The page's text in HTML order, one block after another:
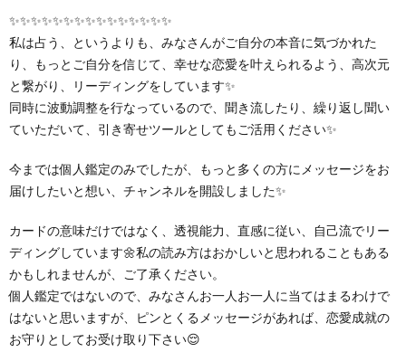
✨✨✨✨✨✨✨✨✨✨✨✨✨✨✨
私は占う、というよりも、みなさんがご自分の本音に気づかれた
り、もっとご自分を信じて、幸せな恋愛を叶えられるよう、高次元
と繋がり、リーディングをしています✨
同時に波動調整を行なっているので、聞き流したり、繰り返し聞い
ていただいて、引き寄せツールとしてもご活用ください✨
今までは個人鑑定のみでしたが、もっと多くの方にメッセージをお
届けしたいと想い、チャンネルを開設しました✨
カードの意味だけではなく、透視能力、直感に従い、自己流でリー
ディングしています🌼私の読み方はおかしいと思われることもある
かもしれませんが、ご了承ください。
個人鑑定ではないので、みなさんお一人お一人に当てはまるわけで
はないと思いますが、ピンとくるメッセージがあれば、恋愛成就の
お守りとしてお受け取り下さい😌